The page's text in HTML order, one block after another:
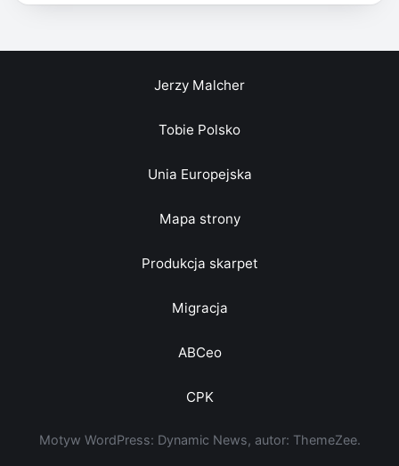
Jerzy Malcher
Tobie Polsko
Unia Europejska
Mapa strony
Produkcja skarpet
Migracja
ABCeo
CPK
Motyw WordPress: Dynamic News, autor: ThemeZee.